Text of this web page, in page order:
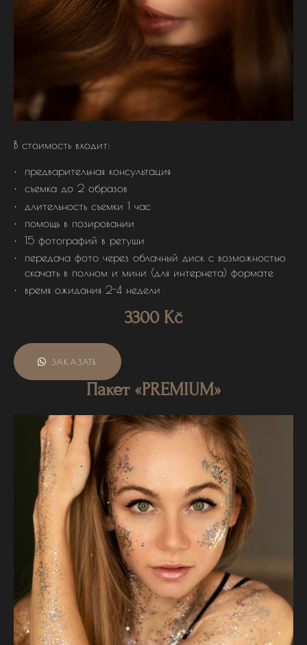
В стоимость входит:
предварительная консультация
съемка до 2 образов
длительность съемки 1 час
помощь в позировании
15 фотографий в ретуши
передача фото через облачный диск с возможностью
скачать в полном и мини (для интернета) формате
время ожидания 2-4 недели
3300 Kč
ЗАКАЗАТЬ
Пакет «PREMIUM»